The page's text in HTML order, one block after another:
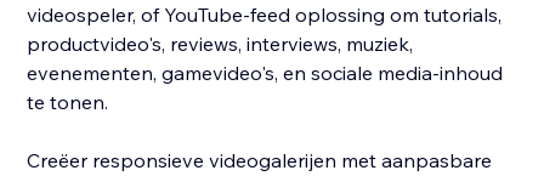
videospeler, of YouTube-feed oplossing om tutorials,
productvideo's, reviews, interviews, muziek,
evenementen, gamevideo's, en sociale media-inhoud
te tonen.
Creëer responsieve videogalerijen met aanpasbare